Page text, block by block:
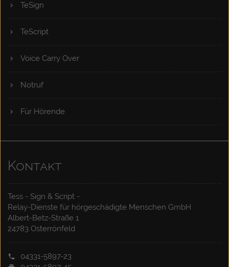
TeSign
TeScript
Voice Carry Over
Notruf
Für Hörende
Kontakt
Tess - Sign & Script -
Relay-Dienste für hörgeschädigte Menschen GmbH
Albert-Betz-Straße 1
24783 Osterrönfeld
04331-5897-23